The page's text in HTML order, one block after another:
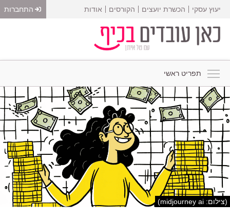
יעוץ עסקי הכשרת יועצים הקורסים אודות התחברות
תפריט ראשי
(צילום: midjourney ai)